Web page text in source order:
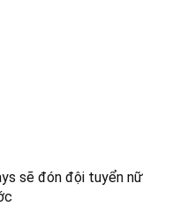
sẽ đón đội tuyển nữ